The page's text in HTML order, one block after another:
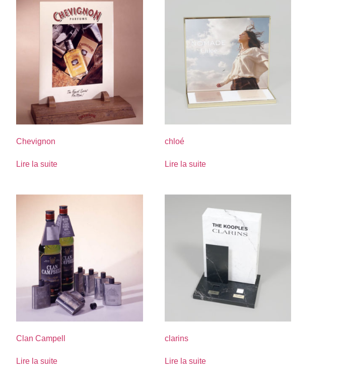
Chevignon
Lire la suite
chloé
Lire la suite
Clan Campell
Lire la suite
clarins
Lire la suite